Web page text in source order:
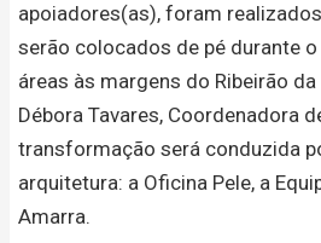
apoiadores(as), foram
serão colocados de pé durante
áreas às margens do Ribeirão
Débora Tavares, Coordenadora
transformação será conduzida
arquitetura: a Oficina Pele, a
Amarra.